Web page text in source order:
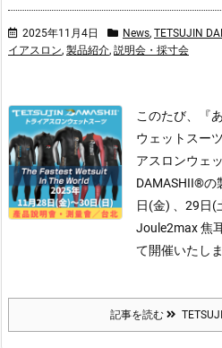
2025年11月4日 News, TETSUJIN
イアスロン, 製品紹介, 説明会・採寸会
このたび、『
ウェットスー
アスロンウェ
DAMASHII®の
日(金) 、29日(
Joule2max 焦
て開催いたし
記事を読む